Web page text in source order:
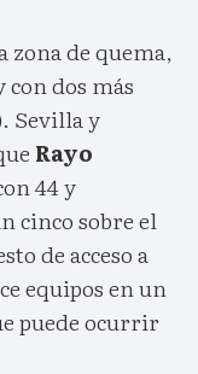
zona de quema,
dos más
Sevilla y
Rayo
44 y
cinco sobre el
de acceso a
equipos en un
puede ocurrir